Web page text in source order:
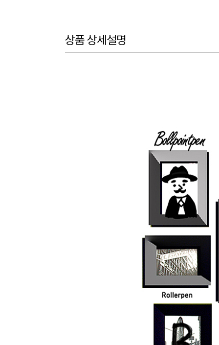
상품 상세설명